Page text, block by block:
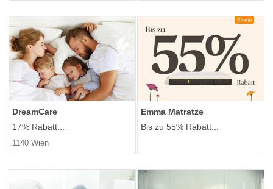
DreamCare
17% Rabatt...
1140 Wien
Emma Matratze
Bis zu 55% Rabatt...